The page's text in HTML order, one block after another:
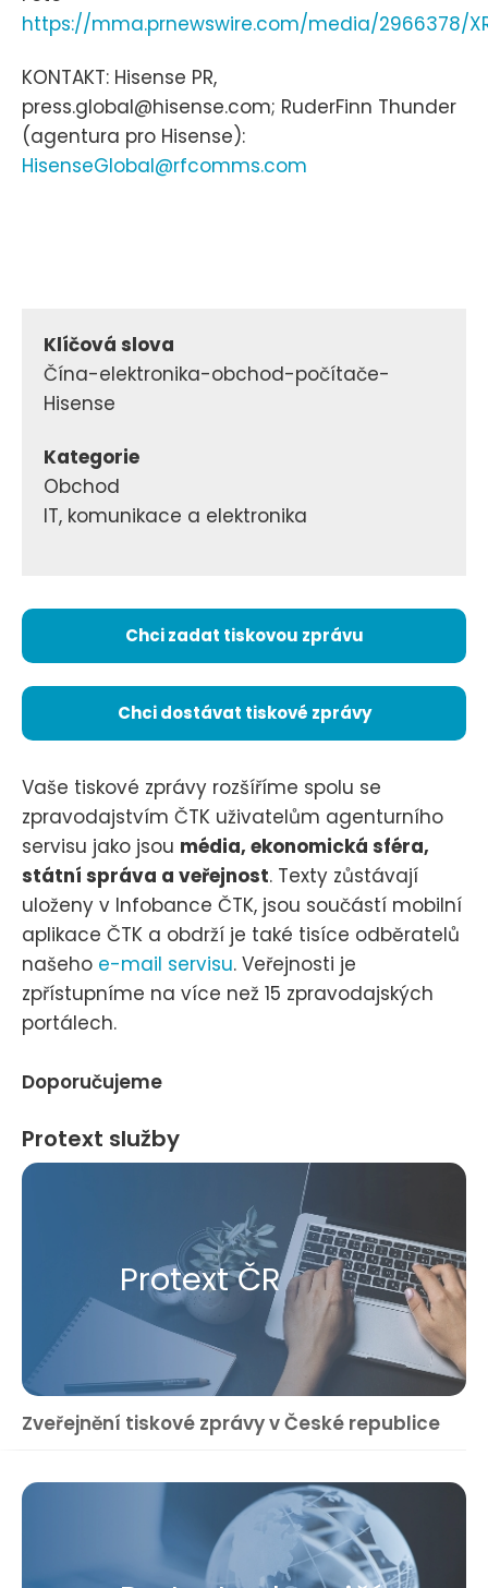
https://mma.prnewswire.com/media/2966378/
KONTAKT: Hisense PR,
press.global@hisense.com; RuderFinn Thunder
(agentura pro Hisense):
HisenseGlobal@rfcomms.com
Klíčová slova
Čína-elektronika-obchod-počítače-
Hisense
Kategorie
Obchod
IT, komunikace a elektronika
Chci zadat tiskovou zprávu
Chci dostávat tiskové zprávy
Vaše tiskové zprávy rozšíříme spolu se
zpravodajstvím ČTK uživatelům agenturního
servisu jako jsou média, ekonomická sféra,
státní správa a veřejnost. Texty zůstávají
uloženy v Infobance ČTK, jsou součástí mobilní
aplikace ČTK a obdrží je také tisíce odběratelů
našeho e-mail servisu. Veřejnosti je
zpřístupníme na více než 15 zpravodajských
portálech.
Doporučujeme
Protext služby
Protext ČR
Zveřejnění tiskové zprávy v České republice